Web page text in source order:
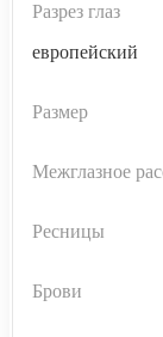
Разрез глаз
европейский
Размер
Межглазное
Ресницы
Брови